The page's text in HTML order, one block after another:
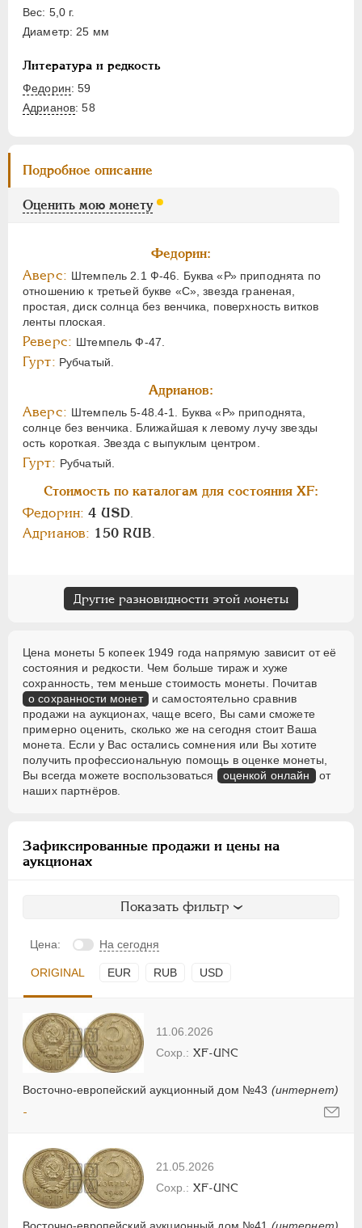
Вес: 5,0 г.
Диаметр: 25 мм
Литература и редкость
Федорин: 59
Адрианов:58
Подробное описание
Оценить мою монету
Федорин:
Аверс: Штемпель 2.1 Ф-46. Буква «Р» приподнята по
отношению к третьей букве «С», звезда граненая,
простая, диск солнца без венчика, поверхность витков
ленты плоская.
Реверс: Штемпель Ф-47.
Гурт: Рубчатый.
Адрианов:
Аверс: Штемпель 5-48.4-1. Буква «Р» приподнята,
солнце без венчика. Ближайшая к левому лучу звезды
ость короткая. Звезда с выпуклым центром.
Гурт: Рубчатый.
Стоимость по каталогам для состояния XF:
Федорин: 4 USD.
Адрианов: 150 RUB
Другие разновидности этой монеты
Цена монеты 5 копеек 1949 года напрямую зависит от её
состояния и редкости. Чем больше тираж и хуже
сохранность, тем меньше стоимость монеты. Почитав
о сохранности монет и самостоятельно сравнив
продажи на аукционах, чаще всего, Вы сами сможете
примерно оценить, сколько же на сегодня стоит Ваша
монета. Если у Вас остались сомнения или Вы хотите
получить профессиональную помощь в оценке монеты,
Вы всегда можете воспользоваться
оценкой онлайн от
наших партнёров.
Зафиксированные продажи и цены на
аукционах
Показать фильтр
Цена: На сегодня
ORIGINAL EUR RUB USD
11.06.2026
Восточно-европейский аукционный дом №43 (интернет)
XF-UNC
-
21.05.2026
Восточно-европейский аукционный дом №41 (интернет)
XF-UNC